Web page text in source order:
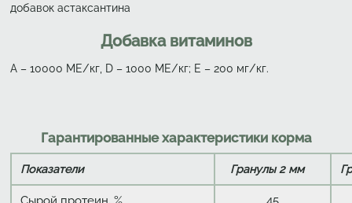
добавок астаксантина
Добавка витаминов
А – 10000 МЕ/кг, D – 1000 ME/кг; Е – 200 мг/кг.
Гарантированные характеристики корма
Показатели Гранулы 2 мм